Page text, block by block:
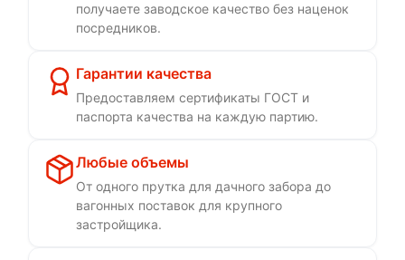
получаете заводское качество без наценок
посредников.
Гарантии качества
Предоставляем сертификаты ГОСТ и
паспорта качества на каждую партию.
Любые объемы
От одного прутка для дачного забора до
вагонных поставок для крупного
застройщика.